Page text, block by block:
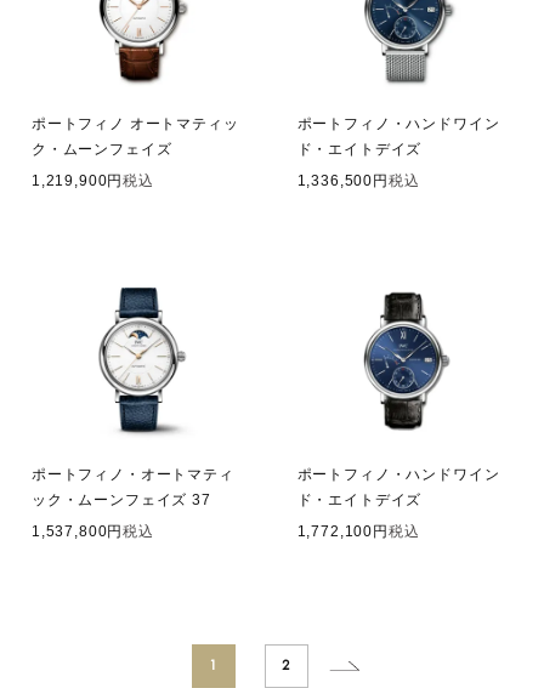
ポートフィノ オートマティッ
ク・ムーンフェイズ
1,219,900
税込
ポートフィノ・ハンドワイン
ド・エイトデイズ
1,336,500
税込
ポートフィノ・オートマティ
ック・ムーンフェイズ 37
1,537,800
税込
ポートフィノ・ハンドワイン
ド・エイトデイズ
1,772,100
税込
1 2